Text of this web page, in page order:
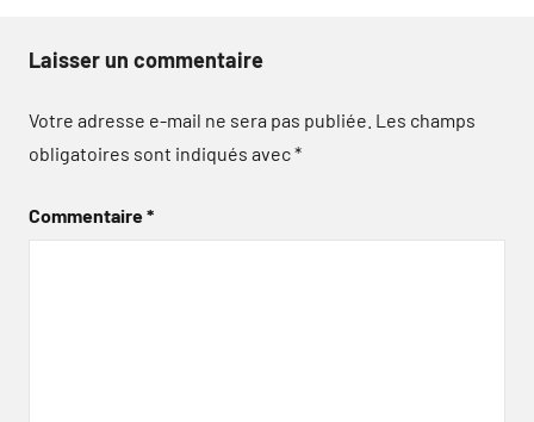
Laisser un commentaire
Votre adresse e-mail ne sera pas publiée. Les champs
obligatoires sont indiqués avec*
Commentaire*